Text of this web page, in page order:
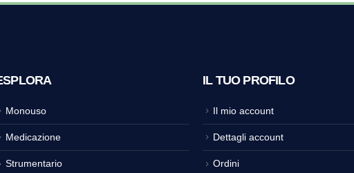
Monouso
Medicazione
Strumentario
IL TUO PROFILO
Il mio account
Dettagli account
Ordini